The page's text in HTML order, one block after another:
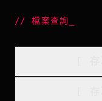
//檔案查詢